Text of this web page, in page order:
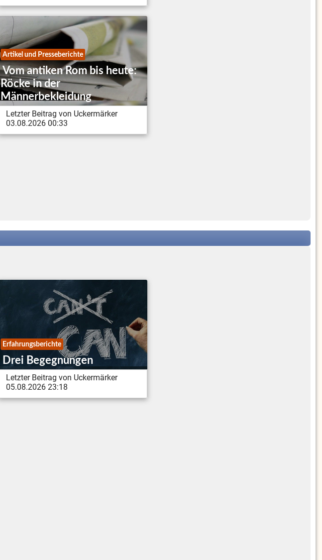
Artikel und Presseberichte
Vom antiken Rom bis heute:
Röcke in der
Männerbekleidung
Letzter Beitrag von Uckermärker
03.08.2026 00:33
Erfahrungsberichte
Drei Begegnungen
Letzter Beitrag von Uckermärker
05.08.2026 23:18